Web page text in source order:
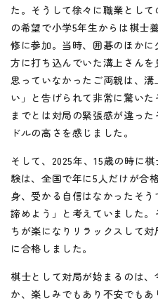
た。そうして徐々に職業とし
の希望で小学5年生からは棋士
修に参加。当時、囲碁のほか
方に打ち込んでいた溝上さん
思っていなかったご両親は、
い」と告げられて非常に驚い
までとは対局の緊張感が違っ
ドルの高さを感じました。
そして、2025年、15歳の時に
験は、全国で年に5人だけが合
身、受かる自信はなかったそ
諦めよう」と考えていました
ちが楽になりリラックスして
に合格しました。
棋士として対局が始まるのは
か、楽しみでもあり不安でも